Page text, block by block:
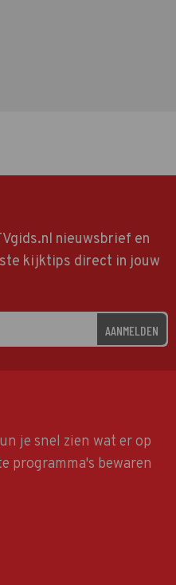
nieuwsbrief en
kijktips direct in jouw
AANMELDEN
je snel zien wat er op
programma's bewaren